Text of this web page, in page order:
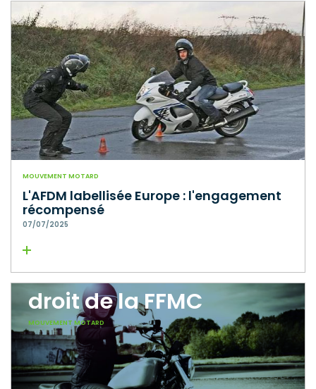
MOUVEMENT MOTARD
L'AFDM labellisée Europe : l'engagement
récompensé
07/07/2025
Lire la suite
MOUVEMENT MOTARD
Sociétaire membre de
droit de la FFMC